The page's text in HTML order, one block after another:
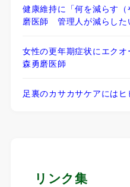
健康維持に「何を減らす
磨医師 管理人が減らした
女性の更年期症状にエク
森勇磨医師
足裏のカサカサケアには
リンク集